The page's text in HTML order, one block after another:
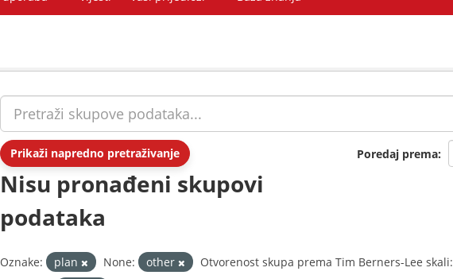
Prikaži napredno pretraživanje Poredaj prema
Nisu pronađeni skupovi
podataka
Oznake: plan None: other Otvorenost skupa prema Tim Berners-Lee skali: